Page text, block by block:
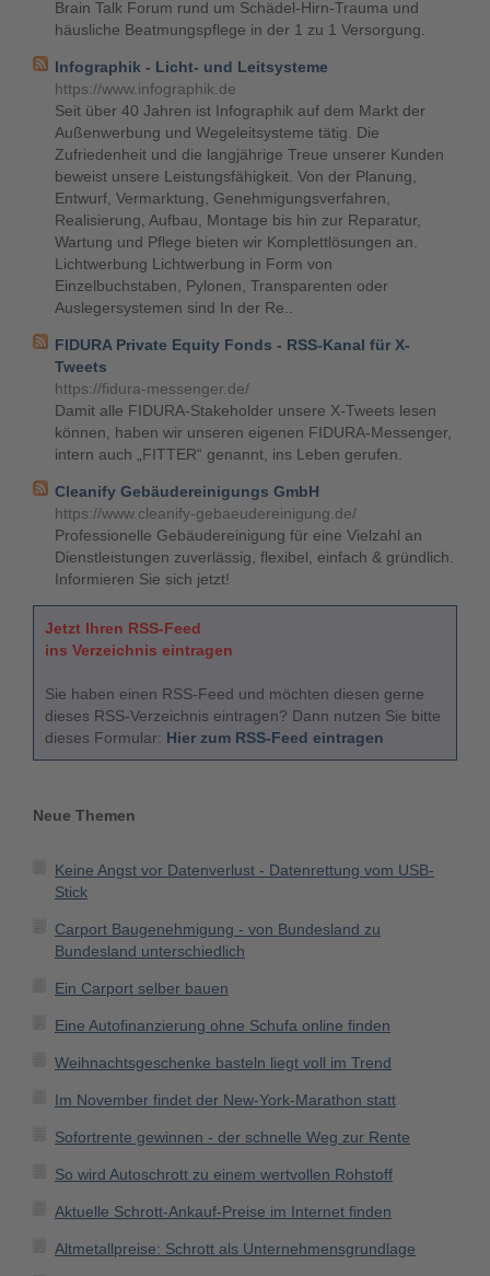
Brain Talk Forum rund um Schädel-Hirn-Trauma und
häusliche Beatmungspflege in der 1 zu 1 Versorgung.
Infographik - Licht- und Leitsysteme
https://www.infographik.de
Seit über 40 Jahren ist Infographik auf dem Markt der
Außenwerbung und Wegeleitsysteme tätig. Die
Zufriedenheit und die langjährige Treue unserer Kunden
beweist unsere Leistungsfähigkeit. Von der Planung,
Entwurf, Vermarktung, Genehmigungsverfahren,
Realisierung, Aufbau, Montage bis hin zur Reparatur,
Wartung und Pflege bieten wir Komplettlösungen an.
Lichtwerbung Lichtwerbung in Form von
Einzelbuchstaben, Pylonen, Transparenten oder
Auslegersystemen sind In der Re..
FIDURA Private Equity Fonds - RSS-Kanal für X-
Tweets
https://fidura-messenger.de/
Damit alle FIDURA-Stakeholder unsere X-Tweets lesen
können, haben wir unseren eigenen FIDURA-Messenger,
intern auch „FITTER“ genannt, ins Leben gerufen.
Cleanify Gebäudereinigungs GmbH
https://www.cleanify-gebaeudereinigung.de/
Professionelle Gebäudereinigung für eine Vielzahl an
Dienstleistungen zuverlässig, flexibel, einfach & gründlich.
Informieren Sie sich jetzt!
Jetzt Ihren RSS-Feed
ins Verzeichnis eintragen
Sie haben einen RSS-Feed und möchten diesen gerne
dieses RSS-Verzeichnis eintragen? Dann nutzen Sie bitte
dieses Formular: Hier zum RSS-Feed eintragen
Neue Themen
Keine Angst vor Datenverlust - Datenrettung vom USB-
Stick
Carport Baugenehmigung - von Bundesland zu
Bundesland unterschiedlich
Ein Carport selber bauen
Eine Autofinanzierung ohne Schufa online finden
Weihnachtsgeschenke basteln liegt voll im Trend
Im November findet der New-York-Marathon statt
Sofortrente gewinnen - der schnelle Weg zur Rente
So wird Autoschrott zu einem wertvollen Rohstoff
Aktuelle Schrott-Ankauf-Preise im Internet finden
Altmetallpreise: Schrott als Unternehmensgrundlage